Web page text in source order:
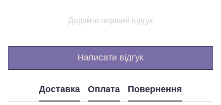
Додайте перший відгук
Написати відгук
Доставка Оплата Повернення